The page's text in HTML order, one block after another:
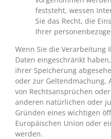
feststeht, wessen
Sie das Recht, die
Ihrer
Wenn Sie die Verarbeitung
Daten eingeschränkt
ihrer Speicherung
oder zur Geltendmachung,
von Rechtsansprüchen
anderen natürlichen oder
Gründen eines wichtigen
Europäischen Union oder
werden.